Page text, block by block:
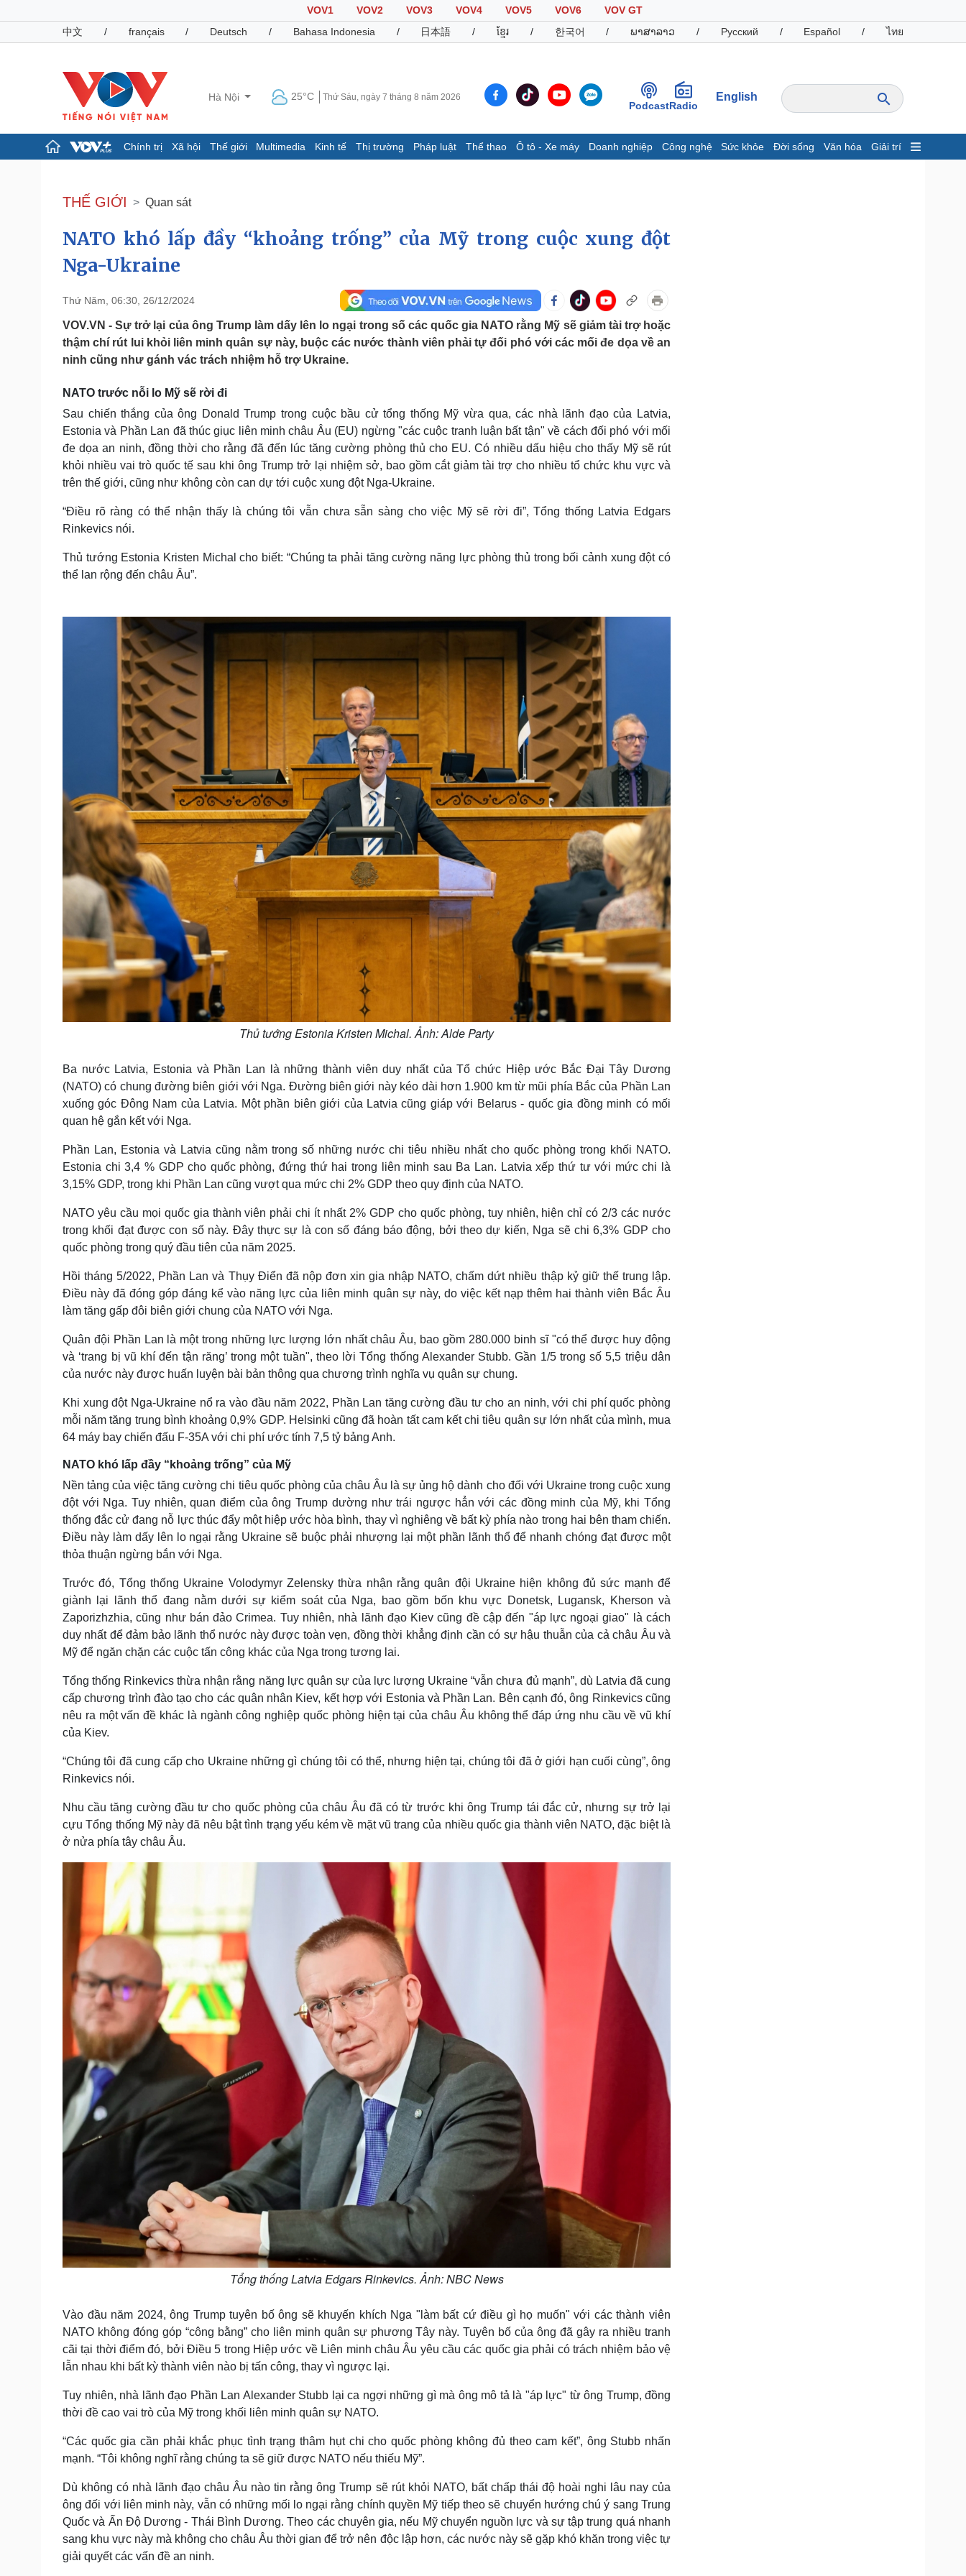
VOV1 VOV2 VOV3 VOV4 VOV5 VOV6
VOV GT
中文
/ français / Deutsch / Bahasa Indonesia / 日本語 / ខ្មែរ / 한국어 / ພາສາລາວ / Русский / Español / ไทย
Hà Nội 25°C Thứ Sáu, ngày 7 tháng 8 năm 2026
PodcastRadio
English
Chính trị Xã hội Thế giới Multimedia Kinh tế Thị trường Pháp luật Thể thao Ô tô - Xe máy Doanh nghiệp Công nghệ Sức khỏe Đời sống Văn hóa Giải trí
Đảng
Tổ chức nhân sự
Nhận diện sự thật
Giáo dục
Dấu ấn VOV
Hồ sơ
Infographic
Pháp luật
Tin nóng
Tư vấn luật
Việt Nam
Phân tích
Thể thao
Bóng đá
Lịch thi đấu bóng đá
Thế giới thể thao
Ô tô - Xe máy
Ô tô
Xe máy
Tư vấn
Doanh nghiệp
Thông tin doanh nghiệp
Doanh nghiệp 24h
Doanh nhân
Sức khỏe
Dinh dưỡng - món ngon
Cây thuốc
Sản phụ khoa
Nhi khoa
Nam khoa
Phòng mạch online
Ăn sạch sống khỏe
Đời sống
Nhà đẹp
Blog
Tình yêu - Gia đình
Sân khấu - Điện ảnh
Văn học
Âm nhạc
Di sản
Nghệ sĩ
Thời trang
Sao Việt
Tư vấn
Săn Tour
check-in
Cải chính
THẾ GIỚI Quan sát
NATO khó lấp đầy “khoảng trống” của Mỹ trong cuộc xung đột
Nga-Ukraine
Thứ Năm, 06:30, 26/12/2024
VOV.VN - Sự trở lại của ông Trump làm dấy lên lo ngại trong số các quốc gia NATO rằng Mỹ sẽ giảm tài trợ hoặc
thậm chí rút lui khỏi liên minh quân sự này, buộc các nước thành viên phải tự đối phó với các mối đe dọa về an
ninh cũng như gánh vác trách nhiệm hỗ trợ Ukraine.
NATO trước nỗi lo Mỹ sẽ rời đi
Sau chiến thắng của ông Donald Trump trong cuộc bầu cử tổng thống Mỹ vừa qua, các nhà lãnh đạo của Latvia,
Estonia và Phần Lan đã thúc giục liên minh châu Âu (EU) ngừng "các cuộc tranh luận bất tận" về cách đối phó với mối
đe dọa an ninh, đồng thời cho rằng đã đến lúc tăng cường phòng thủ cho EU. Có nhiều dấu hiệu cho thấy Mỹ sẽ rút
khỏi nhiều vai trò quốc tế sau khi ông Trump trở lại nhiệm sở, bao gồm cắt giảm tài trợ cho nhiều tổ chức khu vực và
trên thế giới, cũng như không còn can dự tới cuộc xung đột Nga-Ukraine.
“Điều rõ ràng có thể nhận thấy là chúng tôi vẫn chưa sẵn sàng cho việc Mỹ sẽ rời đi”, Tổng thống Latvia Edgars
Rinkevics nói.
Thủ tướng Estonia Kristen Michal cho biết: “Chúng ta phải tăng cường năng lực phòng thủ trong bối cảnh xung đột có
thể lan rộng đến châu Âu”.
Thủ tướng Estonia Kristen Michal. Ảnh: Alde Party
Ba nước Latvia, Estonia và Phần Lan là những thành viên duy nhất của Tổ chức Hiệp ước Bắc Đại Tây Dương
(NATO) có chung đường biên giới với Nga. Đường biên giới này kéo dài hơn 1.900 km từ mũi phía Bắc của Phần Lan
xuống góc Đông Nam của Latvia. Một phần biên giới của Latvia cũng giáp với Belarus - quốc gia đồng minh có mối
quan hệ gắn kết với Nga.
Phần Lan, Estonia và Latvia cũng nằm trong số những nước chi tiêu nhiều nhất cho quốc phòng trong khối NATO.
Estonia chi 3,4 % GDP cho quốc phòng, đứng thứ hai trong liên minh sau Ba Lan. Latvia xếp thứ tư với mức chi là
3,15% GDP, trong khi Phần Lan cũng vượt qua mức chi 2% GDP theo quy định của NATO.
NATO yêu cầu mọi quốc gia thành viên phải chi ít nhất 2% GDP cho quốc phòng, tuy nhiên, hiện chỉ có 2/3 các nước
trong khối đạt được con số này. Đây thực sự là con số đáng báo động, bởi theo dự kiến, Nga ​​sẽ chi 6,3% GDP cho
quốc phòng trong quý đầu tiên của năm 2025.
Hồi tháng 5/2022, Phần Lan và Thụy Điển đã nộp đơn xin gia nhập NATO, chấm dứt nhiều thập kỷ giữ thế trung lập.
Điều này đã đóng góp đáng kể vào năng lực của liên minh quân sự này, do việc kết nạp thêm hai thành viên Bắc Âu
làm tăng gấp đôi biên giới chung của NATO với Nga.
Quân đội Phần Lan là một trong những lực lượng lớn nhất châu Âu, bao gồm 280.000 binh sĩ "có thể được huy động
và ‘trang bị vũ khí đến tận răng’ trong một tuần", theo lời Tổng thống Alexander Stubb. Gần 1/5 trong số 5,5 triệu dân
của nước này được huấn luyện bài bản thông qua chương trình nghĩa vụ quân sự chung.
Khi xung đột Nga-Ukraine nổ ra vào đầu năm 2022, Phần Lan tăng cường đầu tư cho an ninh, với chi phí quốc phòng
mỗi năm tăng trung bình khoảng 0,9% GDP. Helsinki cũng đã hoàn tất cam kết chi tiêu quân sự lớn nhất của mình, mua
64 máy bay chiến đấu F-35A với chi phí ước tính 7,5 tỷ bảng Anh.
NATO khó lấp đầy “khoảng trống” của Mỹ
Nền tảng của việc tăng cường chi tiêu quốc phòng của châu Âu là sự ủng hộ dành cho đối với Ukraine trong cuộc xung
đột với Nga. Tuy nhiên, quan điểm của ông Trump dường như trái ngược hẳn với các đồng minh của Mỹ, khi Tổng
thống đắc cử đang nỗ lực thúc đẩy một hiệp ước hòa bình, thay vì nghiêng về bất kỳ phía nào trong hai bên tham chiến.
Điều này làm dấy lên lo ngại rằng Ukraine sẽ buộc phải nhượng lại một phần lãnh thổ để nhanh chóng đạt được một
thỏa thuận ngừng bắn với Nga.
Trước đó, Tổng thống Ukraine Volodymyr Zelensky thừa nhận rằng quân đội Ukraine hiện không đủ sức mạnh để
giành lại lãnh thổ đang nằm dưới sự kiểm soát của Nga, bao gồm bốn khu vực Donetsk, Lugansk, Kherson và
Zaporizhzhia, cũng như bán đảo Crimea. Tuy nhiên, nhà lãnh đạo Kiev cũng đề cập đến "áp lực ngoại giao" là cách
duy nhất để đảm bảo lãnh thổ nước này được toàn vẹn, đồng thời khẳng định cần có sự hậu thuẫn của cả châu Âu và
Mỹ để ngăn chặn các cuộc tấn công khác của Nga trong tương lai.
Tổng thống Rinkevics thừa nhận rằng năng lực quân sự của lực lượng Ukraine “vẫn chưa đủ mạnh”, dù Latvia đã cung
cấp chương trình đào tạo cho các quân nhân Kiev, kết hợp với Estonia và Phần Lan. Bên cạnh đó, ông Rinkevics cũng
nêu ra một vấn đề khác là ngành công nghiệp quốc phòng hiện tại của châu Âu không thể đáp ứng nhu cầu về vũ khí
của Kiev.
“Chúng tôi đã cung cấp cho Ukraine những gì chúng tôi có thể, nhưng hiện tại, chúng tôi đã ở giới hạn cuối cùng”, ông
Rinkevics nói.
Nhu cầu tăng cường đầu tư cho quốc phòng của châu Âu đã có từ trước khi ông Trump tái đắc cử, nhưng sự trở lại
cựu Tổng thống Mỹ này đã nêu bật tình trạng yếu kém về mặt vũ trang của nhiều quốc gia thành viên NATO, đặc biệt là
ở nửa phía tây châu Âu.
Tổng thống Latvia Edgars Rinkevics. Ảnh: NBC News
Vào đầu năm 2024, ông Trump tuyên bố ông sẽ khuyến khích Nga "làm bất cứ điều gì họ muốn" với các thành viên
NATO không đóng góp “công bằng” cho liên minh quân sự phương Tây này. Tuyên bố của ông đã gây ra nhiều tranh
cãi tại thời điểm đó, bởi Điều 5 trong Hiệp ước về Liên minh châu Âu yêu cầu các quốc gia phải có trách nhiệm bảo vệ
lẫn nhau khi bất kỳ thành viên nào bị tấn công, thay vì ngược lại.
Tuy nhiên, nhà lãnh đạo Phần Lan Alexander Stubb lại ca ngợi những gì mà ông mô tả là "áp lực" từ ông Trump, đồng
thời đề cao vai trò của Mỹ trong khối liên minh quân sự NATO.
“Các quốc gia cần phải khắc phục tình trạng thâm hụt chi cho quốc phòng không đủ theo cam kết”, ông Stubb nhấn
mạnh. “Tôi không nghĩ rằng chúng ta sẽ giữ được NATO nếu thiếu Mỹ”.
Dù không có nhà lãnh đạo châu Âu nào tin rằng ông Trump sẽ rút khỏi NATO, bất chấp thái độ hoài nghi lâu nay của
ông đối với liên minh này, vẫn có những mối lo ngại rằng chính quyền Mỹ tiếp theo sẽ chuyển hướng chú ý sang Trung
Quốc và Ấn Độ Dương - Thái Bình Dương. Theo các chuyên gia, nếu Mỹ chuyển nguồn lực và sự tập trung quá nhanh
sang khu vực này mà không cho châu Âu thời gian để trở nên độc lập hơn, các nước này sẽ gặp khó khăn trong việc tự
giải quyết các vấn đề an ninh.